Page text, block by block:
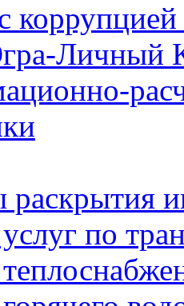
Личный
раскрытия
по